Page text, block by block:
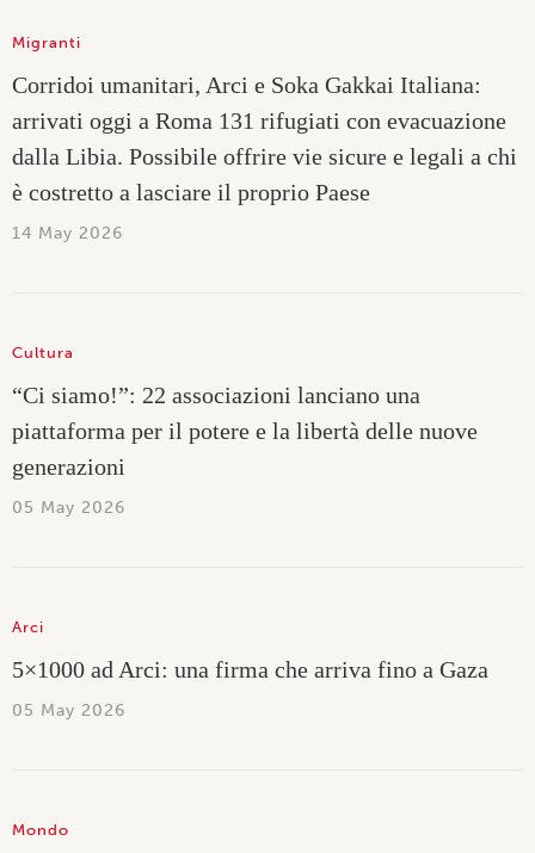
Migranti
Corridoi umanitari, Arci e Soka Gakkai Italiana:
arrivati oggi a Roma 131 rifugiati con evacuazione
dalla Libia. Possibile offrire vie sicure e legali a chi
è costretto a lasciare il proprio Paese
14 May 2026
Cultura
“Ci siamo!”: 22 associazioni lanciano una
piattaforma per il potere e la libertà delle nuove
generazioni
05 May 2026
Arci
5×1000 ad Arci: una firma che arriva fino a Gaza
05 May 2026
Mondo